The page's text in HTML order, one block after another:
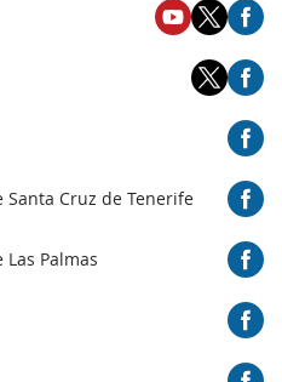
Cruz de Tenerife
Palmas